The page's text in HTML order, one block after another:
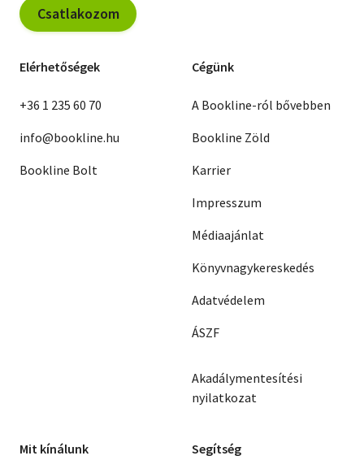
Csatlakozom
Elérhetőségek
+36 1 235 60 70
info@bookline.hu
Bookline Bolt
Cégünk
A Bookline-ról bővebben
Bookline Zöld
Karrier
Impresszum
Médiaajánlat
Könyvnagykereskedés
Adatvédelem
ÁSZF
Akadálymentesítési
nyilatkozat
Mit kínálunk Segítség